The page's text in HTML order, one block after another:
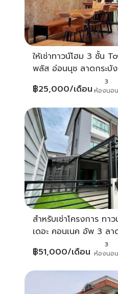
ให้เช่าทาวน์โฮม 3 ชั้น
พลัส อ่อนนุช ลาดกระบั
20/1 โครงการคุณภาพ
ตกแต่งสวยพร้อมเข้าอยู่
฿25,000/เดือน
3
ห้องนอน
สำหรับเช่าโครงการ ทา
เดอะ คอนเนค อัพ 3 ล
฿51,000/เดือน
3
ห้องนอน